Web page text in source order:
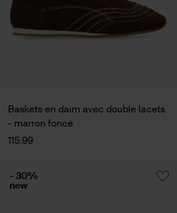
Baskets en daim avec double lacets
- marron foncé
115.99
- 30%
new